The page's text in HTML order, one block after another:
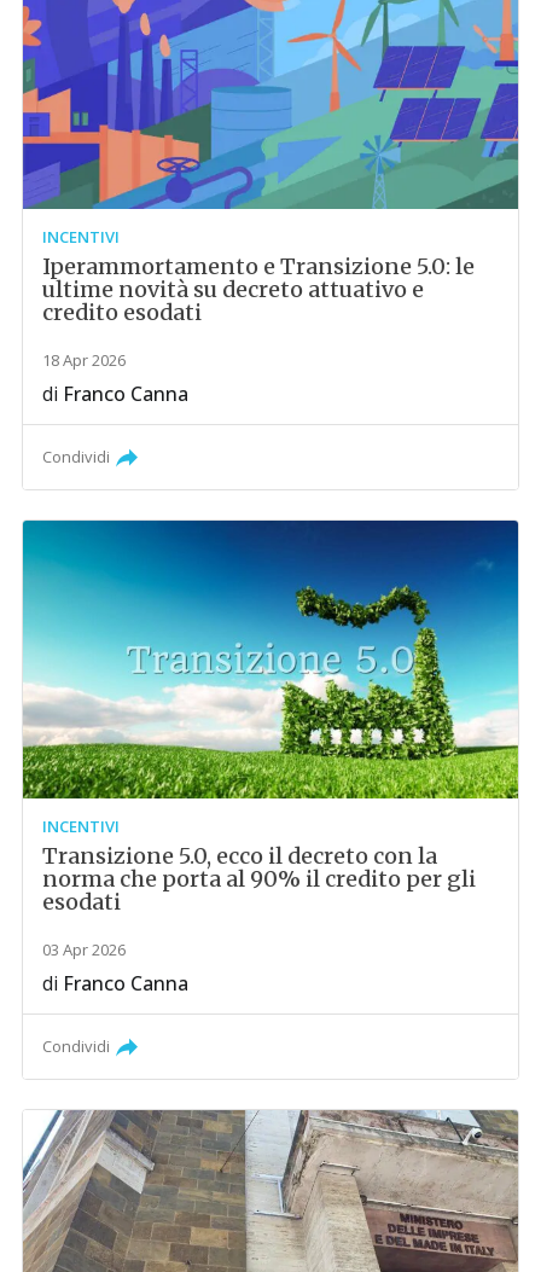
INCENTIVI
Iperammortamento e Transizione 5.0: le
ultime novità su decreto attuativo e
credito esodati
18 Apr 2026
di Franco Canna
Condividi
INCENTIVI
Transizione 5.0, ecco il decreto con la
norma che porta al 90% il credito per gli
esodati
03 Apr 2026
di Franco Canna
Condividi